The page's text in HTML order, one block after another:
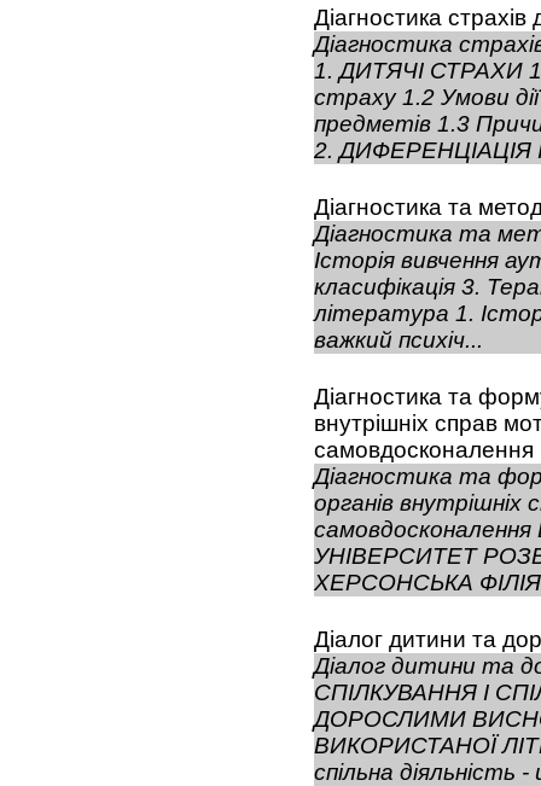
Діагностика страхів
Діагностика
1. ДИТЯЧІ СТРАХИ
страху 1.2 Умови
предметів 1.3
2. ДИФЕРЕНЦІАЦІЯ
Діагностика та
Діагностика та
Історія вивчення
класифікація 3.
література 1.
важкий психіч...
Діагностика та
внутрішніх справ
самовдосконалення
Діагностика та
органів внутрішніх
УНІВЕРСИТЕТ
ХЕРСОНСЬКА
Діалог дитини та
Діалог дитини та
СПІЛКУВАННЯ І
ДОРОСЛИМИ
ВИКОРИСТАНОЇ
спільна діяльність